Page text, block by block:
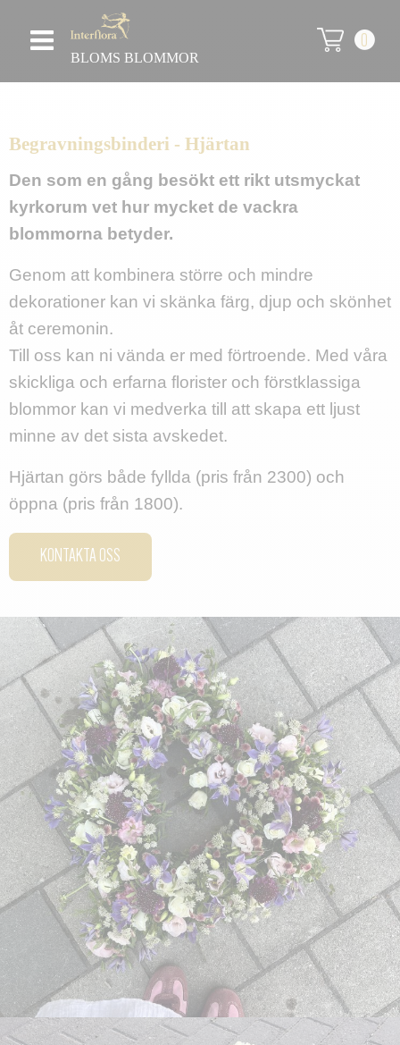
BLOMS BLOMMOR
0
Begravningsbinderi - Hjärtan
Den som en gång besökt ett rikt utsmyckat
kyrkorum vet hur mycket de vackra
blommorna betyder.
Genom att kombinera större och mindre
dekorationer kan vi skänka färg, djup och skönhet
åt ceremonin.
Till oss kan ni vända er med förtroende. Med våra
skickliga och erfarna florister och förstklassiga
blommor kan vi medverka till att skapa ett ljust
minne av det sista avskedet.
Hjärtan görs både fyllda (pris från 2300) och
öppna (pris från 1800).
KONTAKTA OSS